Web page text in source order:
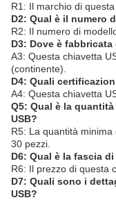
R1: Il marchio di
D2: Qual è il numero
R2: Il numero di
D3: Dove è
A3: Questa chiavetta
(continente).
D4: Quali
A4: Questa chiavetta
Q5: Qual è la
USB?
R5: La quantità
30 pezzi.
D6: Qual è la fascia
R6: Il prezzo di questa
D7: Quali sono i
USB?